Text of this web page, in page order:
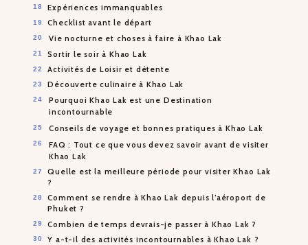
Expériences immanquables
Checklist avant le départ
Vie nocturne et choses à faire à Khao Lak
Sortir le soir à Khao Lak
Activités de Loisir et détente
Découverte culinaire à Khao Lak
Pourquoi Khao Lak est une Destination
incontournable
Conseils de voyage et bonnes pratiques à Khao Lak
FAQ : Tout ce que vous devez savoir avant de visiter
Khao Lak
Quelle est la meilleure période pour visiter Khao Lak
?
Comment se rendre à Khao Lak depuis l’aéroport de
Phuket ?
Combien de temps devrais-je passer à Khao Lak ?
Y a-t-il des activités incontournables à Khao Lak ?